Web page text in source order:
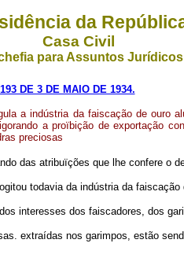
da
Casa Civil
para Assuntos Jurídicos
DE 3 DE MAIO DE 1934.
a indústria da faiscação de ouro
a proïbição de exportação
preciosas
das atribuïções que lhe confere o
todavia da indústria da
interesses dos faiscadores, dos
extraídas nos garimpos, estão